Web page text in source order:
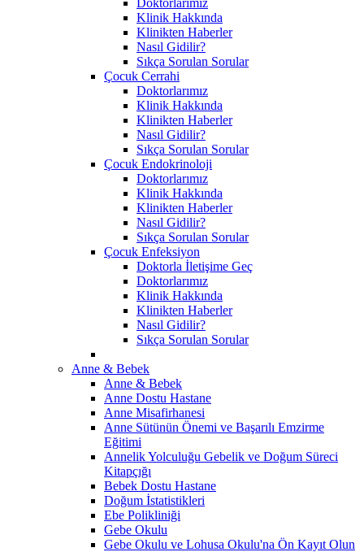
Klinik Hakkında
Klinikten Haberler
Nasıl Gidilir?
Sıkça Sorulan Sorular
Çocuk Cerrahi
Doktorlarımız
Klinik Hakkında
Klinikten Haberler
Nasıl Gidilir?
Sıkça Sorulan Sorular
Çocuk Endokrinoloji
Doktorlarımız
Klinik Hakkında
Klinikten Haberler
Nasıl Gidilir?
Sıkça Sorulan Sorular
Çocuk Enfeksiyon
Doktorla İletişime Geç
Doktorlarımız
Klinik Hakkında
Klinikten Haberler
Nasıl Gidilir?
Sıkça Sorulan Sorular
Anne & Bebek
Anne & Bebek
Anne Dostu Hastane
Anne Misafirhanesi
Anne Sütünün Önemi ve Başarılı Emzirme
Eğitimi
Annelik Yolculuğu Gebelik ve Doğum Süreci
Kitapçığı
Bebek Dostu Hastane
Doğum İstatistikleri
Ebe Polikliniği
Gebe Okulu
Gebe Okulu ve Lohusa Okulu'na Ön Kayıt Olun